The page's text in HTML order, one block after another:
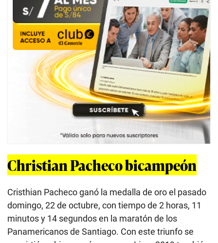
Christian Pacheco bicampeón
Cristhian Pacheco ganó la medalla de oro el pasado
domingo, 22 de octubre, con tiempo de 2 horas, 11
minutos y 14 segundos en la maratón de los
Panamericanos de Santiago. Con este triunfo se